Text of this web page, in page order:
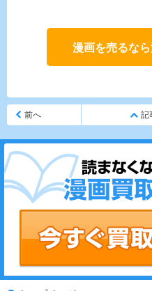
漫画を売るな
前へ 記